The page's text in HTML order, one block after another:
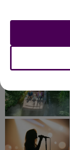
À LA UNE